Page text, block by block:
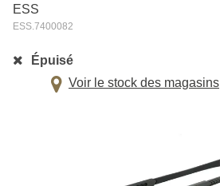
ESS
ESS.7400082
Épuisé
Voir le stock des magasins